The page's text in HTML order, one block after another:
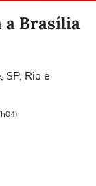
a Brasília
SP, Rio e